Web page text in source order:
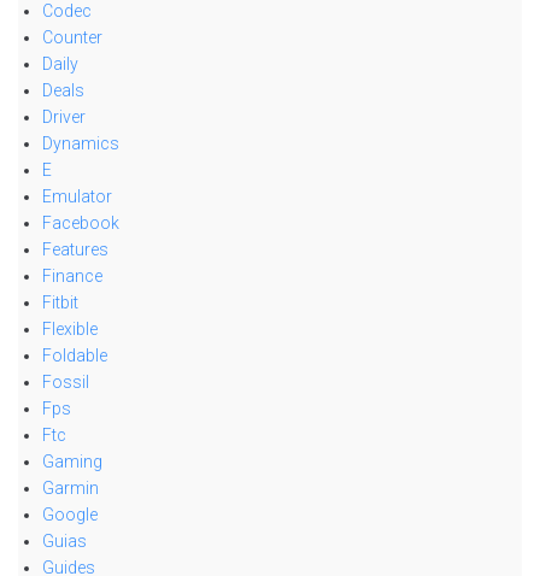
Codec
Counter
Daily
Deals
Driver
Dynamics
E
Emulator
Facebook
Features
Finance
Fitbit
Flexible
Foldable
Fossil
Fps
Ftc
Gaming
Garmin
Google
Guias
Guides